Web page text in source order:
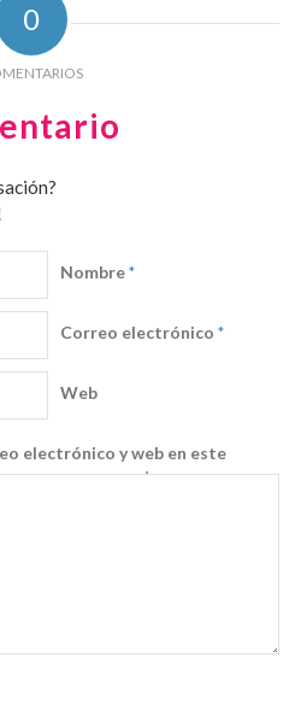
0
Nombre*
Correo electrónico *
Web
electrónico y web en este
vez que comente.